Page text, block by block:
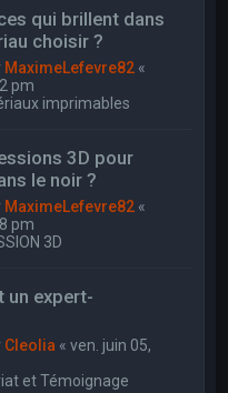
qui brillent dans
choisir ?
MaximeLefevre82 «
pm
imprimables
3D pour
le noir ?
MaximeLefevre82 «
pm
3D
un expert-
Cleolia «ven. juin 05,
et Témoignage